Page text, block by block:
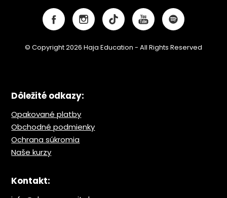
© Copyright 2026 Haja Education - All Rights Reserved
Dôležité odkazy:
Opakované platby
Obchodné podmienky
Ochrana súkromia
Naše kurzy
Kontakt: